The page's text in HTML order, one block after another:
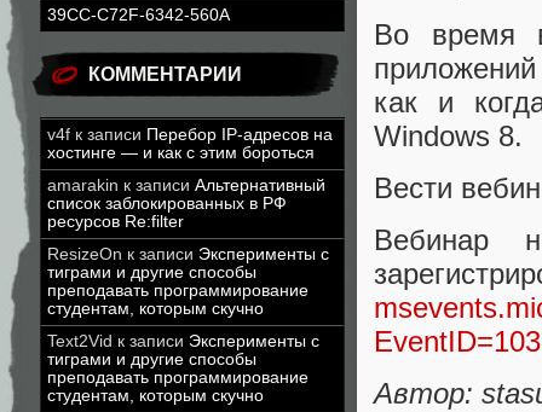
39CC-C72F-6342-560A
КОММЕНТАРИИ
v4f к записи Перебор IP-адресов на
хостинге — и как с этим бороться
amarakin к записи Альтернативный
список заблокированных в РФ
ресурсов Re:filter
ResizeOn к записи Эксперименты с
тиграми и другие способы
преподавать программирование
студентам, которым скучно
Text2Vid к записи Эксперименты с
тиграми и другие способы
преподавать программирование
студентам, которым скучно
Во время
как и
Windows 8.
Вести
Вебинар
Автор: